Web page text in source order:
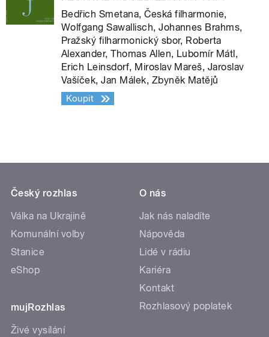
Bedřich Smetana, Česká filharmonie,
Wolfgang Sawallisch, Johannes Brahms,
Pražský filharmonický sbor, Roberta
Alexander, Thomas Allen, Lubomír Mátl,
Erich Leinsdorf, Miroslav Mareš, Jaroslav
Vašíček, Jan Málek, Zbyněk Matějů
Koupit
Český rozhlas
Válka na Ukrajině
Komunální volby
Stanice
eShop
mujRozhlas
Živé vysílání
O nás
Jak nás naladíte
Nápověda
Lidé v rádiu
Kariéra
Kontakt
Rozhlasový poplatek